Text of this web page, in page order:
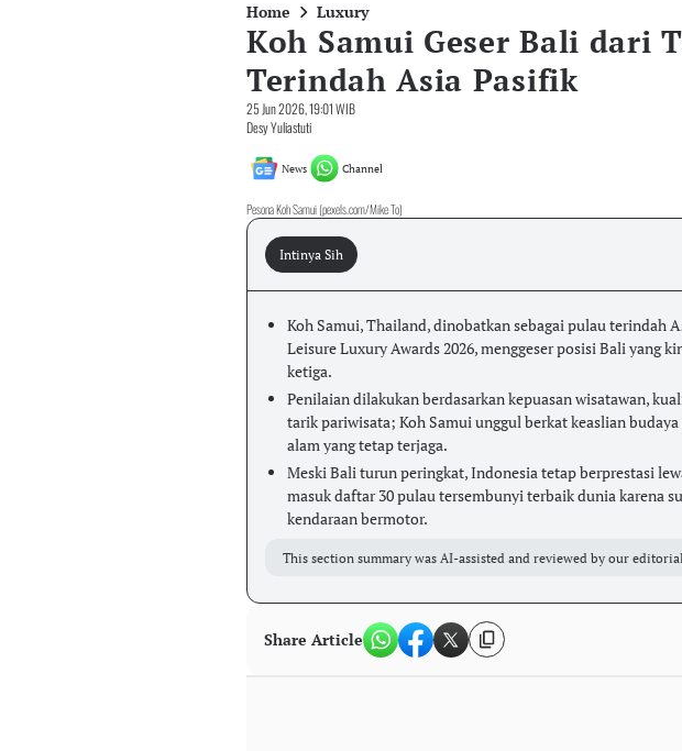
Home Luxury
Koh Samui Geser Bali dari
Terindah Asia Pasifik
25 Jun 2026, 19:01 WIB
Desy Yuliastuti
News Channel
Pesona Koh Samui (pexels.com/Mike To)
Intinya Sih
Koh Samui, Thailand, dinobatkan sebagai pulau terindah
Leisure Luxury Awards 2026, menggeser posisi Bali yang
ketiga.
Penilaian dilakukan berdasarkan kepuasan wisatawan,
tarik pariwisata; Koh Samui unggul berkat keaslian
alam yang tetap terjaga.
Meski Bali turun peringkat, Indonesia tetap berprestasi
masuk daftar 30 pulau tersembunyi terbaik dunia karena
kendaraan bermotor.
This section summary was AI-assisted and reviewed by our
Share Article